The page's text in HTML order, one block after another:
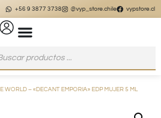
@vyp_store.chile vypstore.cl
WORLD – «DECANT EMPORIA» EDP MUJER 5 ML